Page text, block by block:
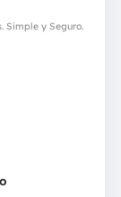
Simple y Seguro.